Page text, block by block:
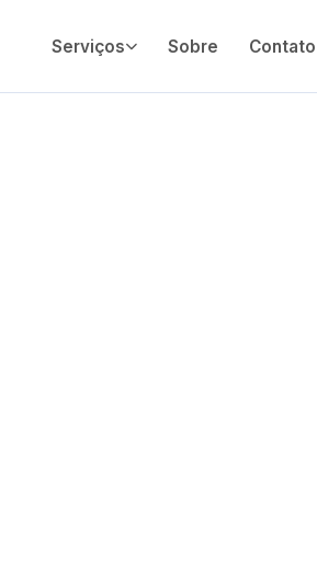
Serviços Sobre Contato